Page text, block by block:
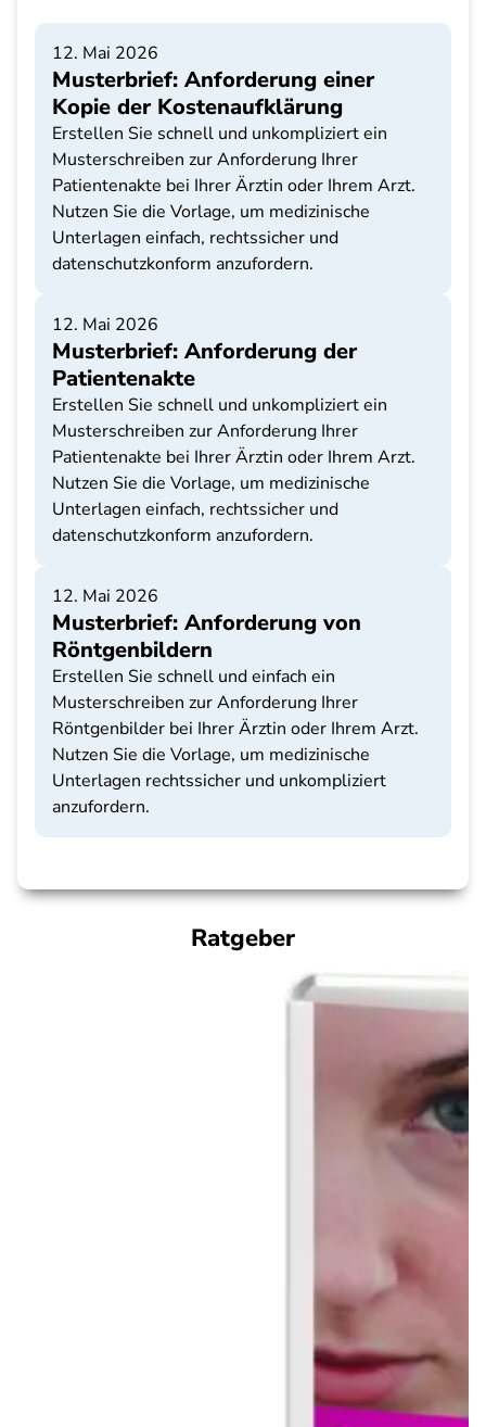
12. Mai 2026
Musterbrief: Anforderung einer
Kopie der Kostenaufklärung
Erstellen Sie schnell und unkompliziert ein
Musterschreiben zur Anforderung Ihrer
Patientenakte bei Ihrer Ärztin oder Ihrem Arzt.
Nutzen Sie die Vorlage, um medizinische
Unterlagen einfach, rechtssicher und
datenschutzkonform anzufordern.
12. Mai 2026
Musterbrief: Anforderung der
Patientenakte
Erstellen Sie schnell und unkompliziert ein
Musterschreiben zur Anforderung Ihrer
Patientenakte bei Ihrer Ärztin oder Ihrem Arzt.
Nutzen Sie die Vorlage, um medizinische
Unterlagen einfach, rechtssicher und
datenschutzkonform anzufordern.
12. Mai 2026
Musterbrief: Anforderung von
Röntgenbildern
Erstellen Sie schnell und einfach ein
Musterschreiben zur Anforderung Ihrer
Röntgenbilder bei Ihrer Ärztin oder Ihrem Arzt.
Nutzen Sie die Vorlage, um medizinische
Unterlagen rechtssicher und unkompliziert
anzufordern.
Ratgeber